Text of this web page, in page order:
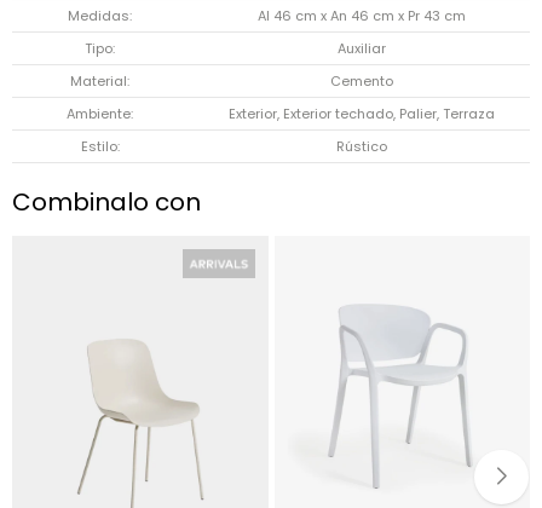
Medidas
Al 46 cm x An 46 cm x Pr 43 cm
Tipo
Auxiliar
Material
Cemento
Ambiente
Exterior, Exterior techado, Palier, Terraza
Estilo
Rústico
Combinalo con